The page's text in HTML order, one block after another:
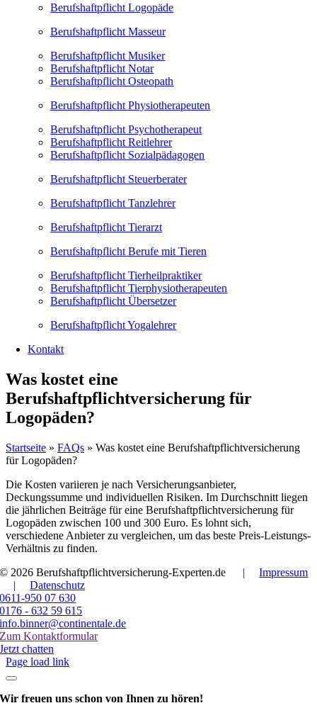
Berufshaftpflicht Logopäde
Berufshaftpflicht Masseur
Berufshaftpflicht Musiker
Berufshaftpflicht Notar
Berufshaftpflicht Osteopath
Berufshaftpflicht Physiotherapeuten
Berufshaftpflicht Psychotherapeut
Berufshaftpflicht Reitlehrer
Berufshaftpflicht Sozialpädagogen
Berufshaftpflicht Steuerberater
Berufshaftpflicht Tanzlehrer
Berufshaftpflicht Tierarzt
Berufshaftpflicht Berufe mit Tieren
Berufshaftpflicht Tierheilpraktiker
Berufshaftpflicht Tierphysiotherapeuten
Berufshaftpflicht Übersetzer
Berufshaftpflicht Yogalehrer
Kontakt
Was kostet eine
Berufshaftpflichtversicherung für
Logopäden?
Startseite » FAQs » Was kostet eine Berufshaftpflichtversicherung
für Logopäden?
Die Kosten variieren je nach Versicherungsanbieter,
Deckungssumme und individuellen Risiken. Im Durchschnitt liegen
die jährlichen Beiträge für eine Berufshaftpflichtversicherung für
Logopäden zwischen 100 und 300 Euro. Es lohnt sich,
verschiedene Anbieter zu vergleichen, um das beste Preis-Leistungs-
Verhältnis zu finden.
© 2026 Berufshaftpflichtversicherung-Experten.de
|
Impressum
|
Datenschutz
0611-950 07 630
0176 - 632 59 615
info.binner@continentale.de
Zum Kontaktformular
Jetzt chatten
Page load link
Wir freuen uns schonvon Ihnen zu hören!